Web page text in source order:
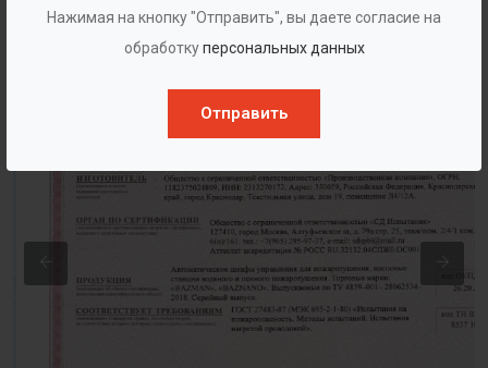
Нажимая на кнопку "Отправить", вы даете согласие на
обработкуперсональных данных
Отправить